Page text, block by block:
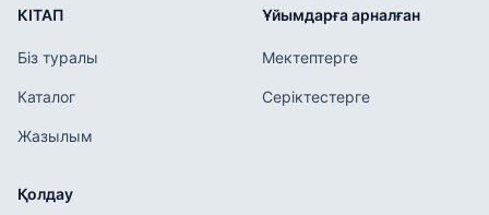
КІТАП
Біз туралы
Каталог
Жазылым
Ұйымдарға арналған
Мектептерге
Серіктестерге
Қолдау